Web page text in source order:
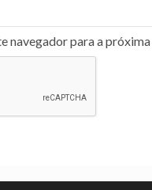
navegador para a